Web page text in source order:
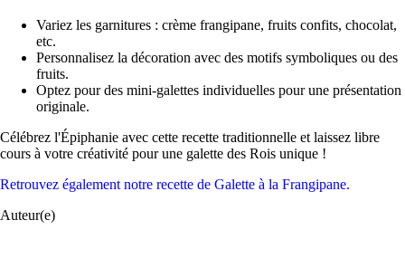
Variez les garnitures : crème frangipane, fruits confits, chocolat,
etc.
Personnalisez la décoration avec des motifs symboliques ou des
fruits.
Optez pour des mini-galettes individuelles pour une présentation
originale.
Célébrez l'Épiphanie avec cette recette traditionnelle et laissez libre
cours à votre créativité pour une galette des Rois unique !
Retrouvez également notre recette de Galette à la Frangipane.
Auteur(e)